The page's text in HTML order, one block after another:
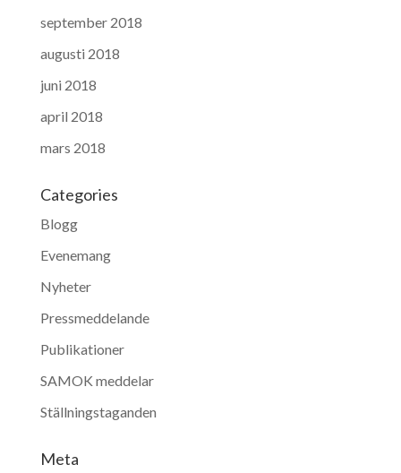
september 2018
augusti 2018
juni 2018
april 2018
mars 2018
Categories
Blogg
Evenemang
Nyheter
Pressmeddelande
Publikationer
SAMOK meddelar
Ställningstaganden
Meta